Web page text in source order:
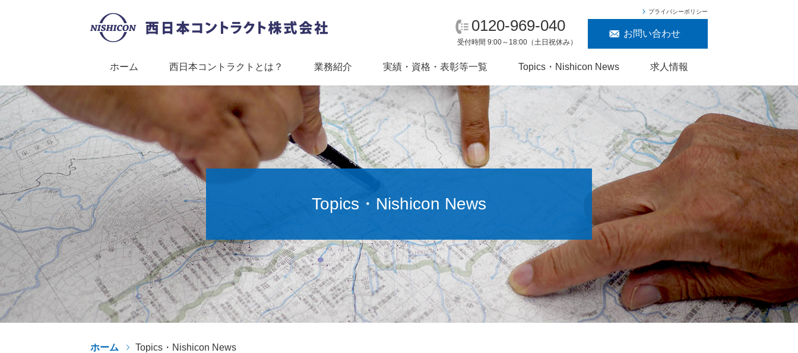
0120-969-040
受付時間 9:00～18:00（土日祝休み）
プライバシーポリシー
お問い合わせ
ホーム 西日本コントラクトとは？
西日本コントラクトとは？
社長挨拶 会社概要
業務紹介 実績・資格・表彰等一覧 Topics・Nishicon News 求人情報
Topics・Nishicon News
ホーム Topics・Nishicon News